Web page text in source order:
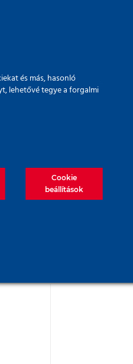
és más, hasonló
lehetővé tegye a forgalmi
Cookie
beállítások